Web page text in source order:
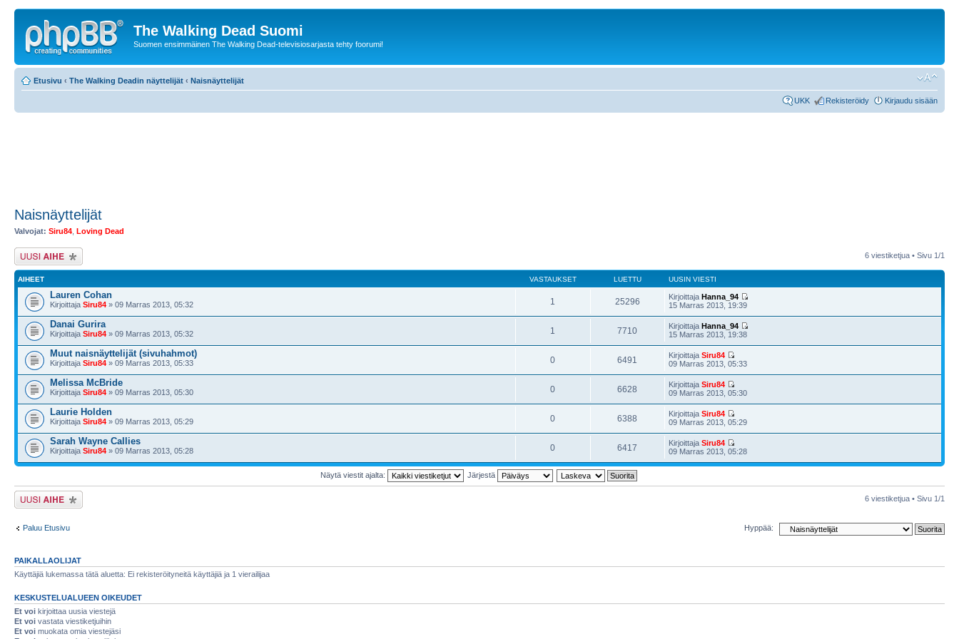
The Walking Dead Suomi
Suomen ensimmäinen The Walking Dead-televisiosarjasta tehty foorumi!
Etusivu ‹ The Walking Deadin näyttelijät ‹ Naisnäyttelijät
UKK Rekisteröidy Kirjaudu sisään
Naisnäyttelijät
Valvojat: Siru84 Loving Dead
Lähetä uusi viesti 6 viestiketjua • Sivu 1/1
AIHEET VASTAUKSET LUETTU UUSIN VIESTI
Lauren Cohan
Kirjoittaja Siru84 » 09 Marras 2013, 05:32 1 25296 KirjoittajaHanna_94
15 Marras 2013, 19:39
Danai Gurira
Kirjoittaja Siru84 » 09 Marras 2013, 05:32 1 7710 KirjoittajaHanna_94
15 Marras 2013, 19:38
Muut naisnäyttelijät (sivuhahmot)
Kirjoittaja Siru84 » 09 Marras 2013, 05:33 0 6491 KirjoittajaSiru84
09 Marras 2013, 05:33
Melissa McBride
Kirjoittaja Siru84 » 09 Marras 2013, 05:30 0 6628 KirjoittajaSiru84
09 Marras 2013, 05:30
Laurie Holden
Kirjoittaja Siru84 » 09 Marras 2013, 05:29 0 6388 KirjoittajaSiru84
09 Marras 2013, 05:29
Sarah Wayne Callies
Kirjoittaja Siru84 » 09 Marras 2013, 05:28 0 6417 KirjoittajaSiru84
09 Marras 2013, 05:28
Näytä viestit ajalta: Järjestä
Lähetä uusi viesti 6 viestiketjua • Sivu 1/1
Paluu Etusivu Hyppää:
PAIKALLAOLIJAT
Käyttäjiä lukemassa tätä aluetta: Ei rekisteröityneitä käyttäjiä ja 1 vierailijaa
KESKUSTELUALUEEN OIKEUDET
Et voi kirjoittaa uusia viestejä
Et voi vastata viestiketjuihin
Et voi muokata omia viestejäsi